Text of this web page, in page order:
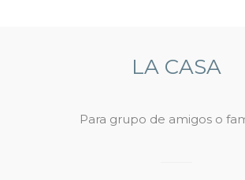
LA CASA
Para grupo de amigos o